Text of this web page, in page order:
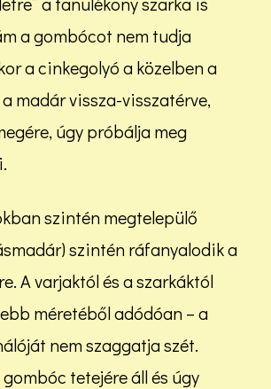
a gombócot nem tudja
a cinkegolyó a közelben a
madár vissza-visszatérve,
úgy próbálja meg
szintén megtelepülő
szintén ráfanyalodik a
A varjaktól és a szarkáktól
méretéből adódóan – a
nem szaggatja szét.
gombóc tetejére áll és úgy